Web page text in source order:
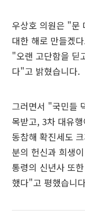
우상호 의원은 "문
대한 해로 만들겠
"오랜 고단함을 딛
다"고 밝혔습니다.
그러면서 "국민들
목받고, 3차 대유
동참해 확진세도
분의 헌신과 희생
통령의 신년사 또
했다"고 평했습니